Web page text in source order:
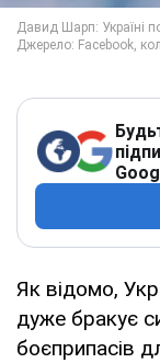
Як відомо,
дуже бракує
боєприпасів